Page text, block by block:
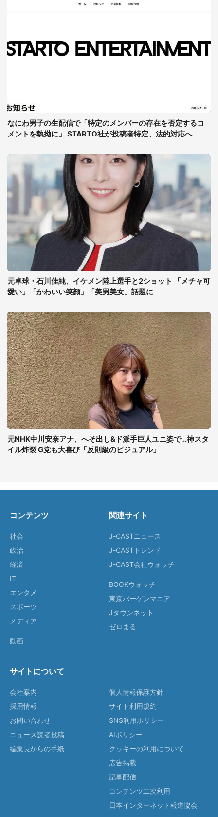
なにわ男子の生配信で「特定のメンバーの存在を否定するコ
メントを執拗に」 STARTO社が投稿者特定、法的対応へ
元卓球・石川佳純、イケメン陸上選手と2ショット 「メチャ可
愛い」「かわいい笑顔」「美男美女」話題に
元NHK中川安奈アナ、へそ出し&ド派手巨人ユニ姿で...神スタ
イル炸裂 G党も大喜び「反則級のビジュアル」
コンテンツ
社会
政治
経済
IT
エンタメ
スポーツ
メディア
動画
関連サイト
J-CASTニュース
J-CASTトレンド
J-CAST会社ウォッチ
BOOKウォッチ
東京バーゲンマニア
Jタウンネット
ゼロまる
サイトについて
会社案内
採用情報
お問い合わせ
ニュース読者投稿
編集長からの手紙
個人情報保護方針
サイト利用規約
SNS利用ポリシー
AIポリシー
クッキーの利用について
広告掲載
記事配信
コンテンツ二次利用
日本インターネット報道協会